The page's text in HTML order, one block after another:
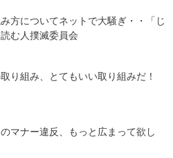
み方についてネットで大騒ぎ・・「じ
む人撲滅委員会
り組み、とてもいい取り組みだ！
マナー違反、もっと広まって欲し